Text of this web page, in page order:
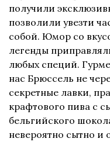
получили
позволили увезти
собой. Юмор со
легенды
любых специй.
нас Брюссель не
секретные лавки,
крафтового пива с
бельгийского
невероятно сытно и